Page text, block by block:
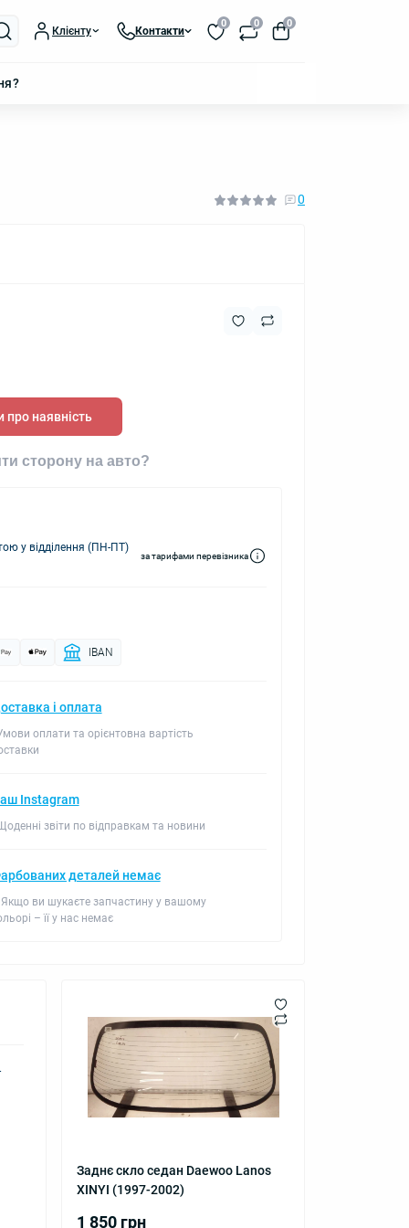
Клієнту Контакти
0 0 0
0
про наявність
сторону на авто?
у відділення (ПН-ПТ)
за тарифами перевізника
IBAN
і оплата
оплати та орієнтовна вартість
Instagram
звіти по відправкам та новини
деталей немає
ви шукаєте запчастину у вашому
– її у нас немає
Заднє скло седан Daewoo Lanos
XINYI (1997-2002)
1 850 грн